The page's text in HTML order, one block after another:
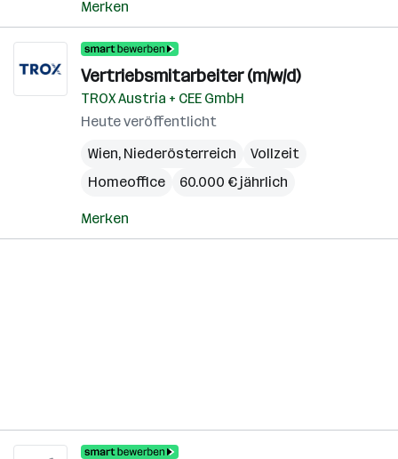
Merken
Vertriebsmitarbeiter (m/w/d)
TROX Austria + CEE GmbH
Heute veröffentlicht
Wien, Niederösterreich
Vollzeit
Homeoffice
60.000 € jährlich
Merken